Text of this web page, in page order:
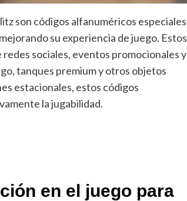
son códigos alfanuméricos especiales
su experiencia de juego. Estos
sociales, eventos promocionales y
tanques premium y otros objetos
estacionales, estos códigos
la jugabilidad.
en el juego para